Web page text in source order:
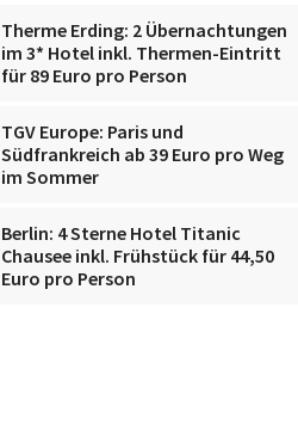
Therme Erding: 2 Übernachtungen
im 3* Hotel inkl. Thermen-Eintritt
für 89 Euro pro Person
TGV Europe: Paris und
Südfrankreich ab 39 Euro pro Weg
im Sommer
Berlin: 4 Sterne Hotel Titanic
Chausee inkl. Frühstück für 44,50
Euro pro Person